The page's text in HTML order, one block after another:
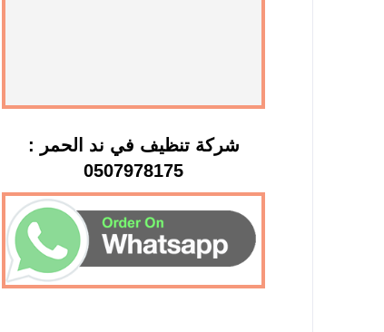
شركة تنظيف في ند الحمر :
0507978175